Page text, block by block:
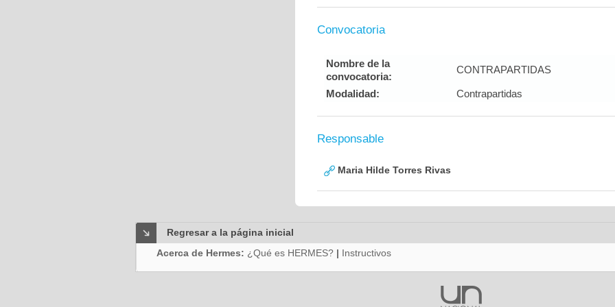
Convocatoria
Nombre de la
convocatoria:
CONTRAPARTIDAS
Modalidad: Contrapartidas
Responsable
Maria Hilde Torres Rivas
Regresar a la página inicial
Acerca de Hermes: ¿Qué es HERMES? | Instructivos